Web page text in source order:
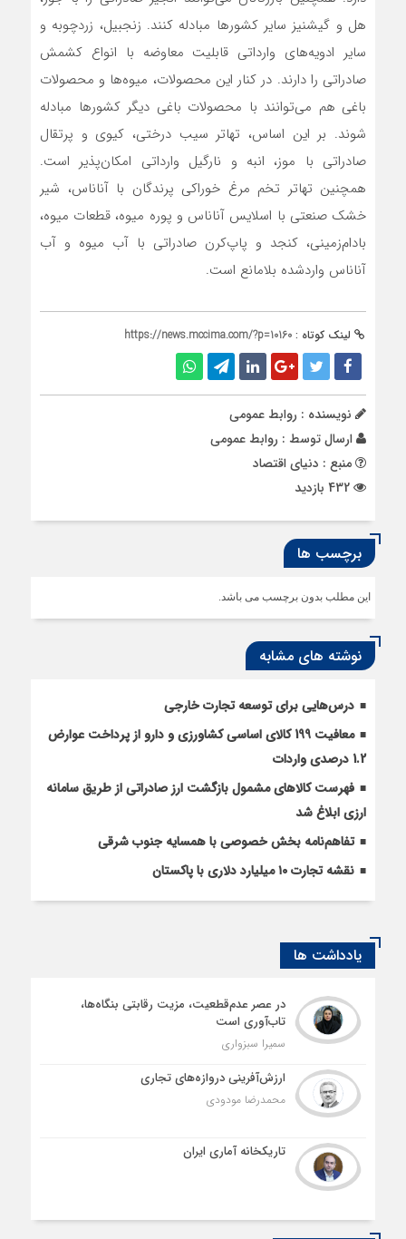
هل و گیشنیز سایر کشورها مبادله کنند. زنجبیل، زردچوبه و
سایر ادویه‌های وارداتی قابلیت معاوضه با انواع کشمش
صادراتی را دارند. در کنار این محصولات، میوه‌ها و محصولات
باغی هم می‌توانند با محصولات باغی دیگر کشورها مبادله
شوند. بر این اساس، تهاتر سیب درختی، کیوی و پرتقال
صادراتی با موز، انبه و نارگیل وارداتی امکان‌پذیر است.
همچنین تهاتر تخم مرغ خوراکی پرندگان با آناناس، شیر
خشک صنعتی با اسلایس آناناس و پوره میوه، قطعات میوه،
بادام‌زمینی، کنجد و پاپ‌کرن صادراتی با آب میوه و آب
آناناس وارد‌شده بلامانع است.
لینک کوتاه : https://news.mccima.com/?p=10160
نویسنده : روابط عمومی
ارسال توسط : روابط عمومی
منبع : دنیای اقتصاد
برچسب ها
این مطلب بدون برچسب می باشد.
نوشته های مشابه
درس‌هایی برای توسعه تجارت خارجی
معافیت 199 کالای اساسی کشاورزی و دارو از پرداخت عوارض
1.2 درصدی واردات
فهرست کالاهای مشمول بازگشت ارز صادراتی از طریق سامانه
ارزی ابلاغ شد
تفاهم‌نامه بخش خصوصی با همسایه جنوب شرقی
نقشه تجارت ۱۰‌ میلیارد دلاری با پاکستان
یادداشت ها
در عصر عدم‌قطعیت، مزیت رقابتی بنگاه‌ها،
تاب‌آوری است
سمیرا سبزواری
ارزش‌آفرینی دروازه‌های تجاری
محمدرضا مودودی
تاریکخانه آماری ایران